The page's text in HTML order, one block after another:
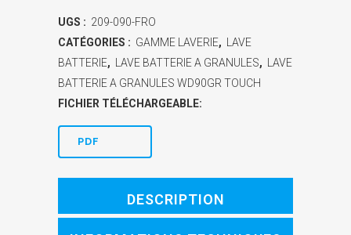
UGS : 209-090-FRO
CATÉGORIES : GAMME LAVERIE,
LAVE
BATTERIE, LAVE BATTERIE A GRANULES,
LAVE
BATTERIE A GRANULES WD90GR TOUCH
FICHIER TÉLÉCHARGEABLE:
PDF
DESCRIPTION